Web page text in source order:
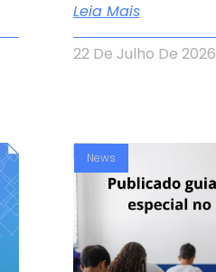
Leia Mais
22 De Julho De 2026
News